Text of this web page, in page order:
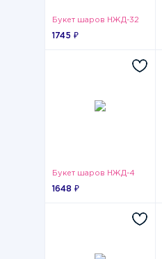
Букет шаров НЖД-32
1745 ₽
Букет шаров НЖД-4
1648 ₽